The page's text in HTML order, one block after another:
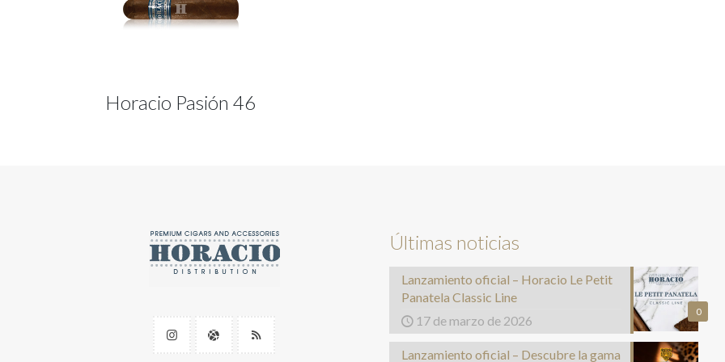
Horacio Pasión 46
Últimas noticias
0
Lanzamiento oficial – Horacio Le Petit
Panatela Classic Line
17 de marzo de 2026
Lanzamiento oficial – Descubre la gama